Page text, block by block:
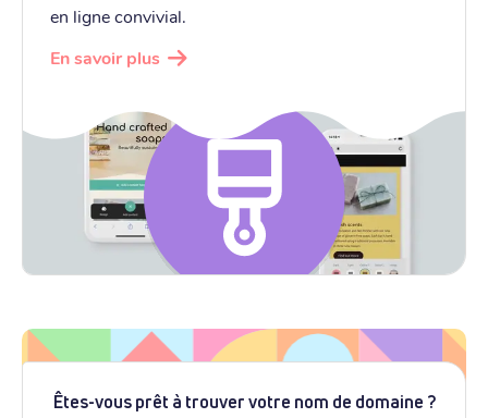
en ligne convivial.
En savoir plus
Êtes-vous prêt à trouver votre nom de domaine ?